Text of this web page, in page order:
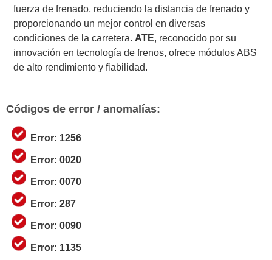
fuerza de frenado, reduciendo la distancia de frenado y
proporcionando un mejor control en diversas
condiciones de la carretera. ATE, reconocido por su
innovación en tecnología de frenos, ofrece módulos ABS
de alto rendimiento y fiabilidad.
Códigos de error / anomalías:
Error: 1256
Error: 0020
Error: 0070
Error: 287
Error: 0090
Error: 1135